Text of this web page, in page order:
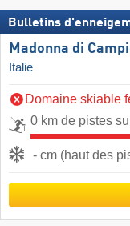
Bulletins
Madonna di
Italie
Domaine skiable
0 km de pistes
- cm (haut des